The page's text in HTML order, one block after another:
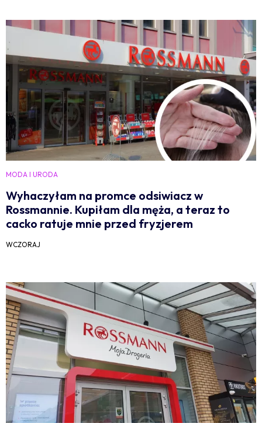
MODA I URODA
Wyhaczyłam na promce odsiwiacz w
Rossmannie. Kupiłam dla męża, a teraz to
cacko ratuje mnie przed fryzjerem
WCZORAJ